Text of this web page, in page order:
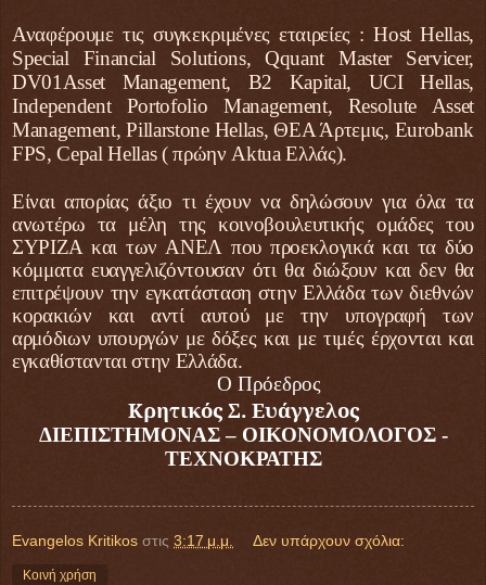
Αναφέρουμε τις συγκεκριμένες εταιρείες : Host Hellas,
Special Financial Solutions, Qquant Master Servicer,
DV01Asset Management, B2 Kapital, UCI Hellas,
Independent Portofolio Management, Resolute Asset
Management, Pillarstone Hellas, ΘΕΑ Άρτεμις, Eurobank
FPS, Cepal Hellas ( πρώην Aktua Ελλάς).
Είναι απορίας άξιο τι έχουν να δηλώσουν για όλα τα
ανωτέρω τα μέλη της κοινοβουλευτικής ομάδες του
ΣΥΡΙΖΑ και των ΑΝΕΛ που προεκλογικά και τα δύο
κόμματα ευαγγελιζόντουσαν ότι θα διώξουν και δεν θα
επιτρέψουν την εγκατάσταση στην Ελλάδα των διεθνών
κορακιών και αντί αυτού με την υπογραφή των
αρμόδιων υπουργών με δόξες και με τιμές έρχονται και
εγκαθίστανται στην Ελλάδα.
Ο Πρόεδρος
Κρητικός Σ. Ευάγγελος
ΔΙΕΠΙΣΤΗΜΟΝΑΣ – ΟΙΚΟΝΟΜΟΛΟΓΟΣ -
ΤΕΧΝΟΚΡΑΤΗΣ
Evangelos Kritikos στις 3:17 μ.μ. Δεν υπάρχουν σχόλια:
Κοινή χρήση